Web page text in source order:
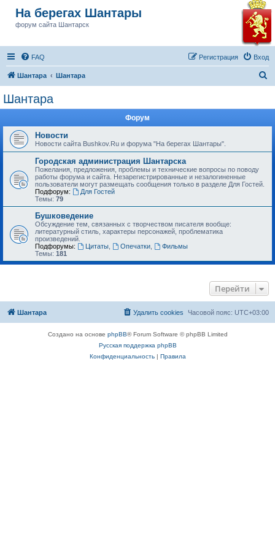
На берегах Шантары
форум сайта Шантарск
FAQ Вход
Регистрация
Шантара Шантара
Шантара
Форум
Новости
Новости сайта Bushkov.Ru и форума "На берегах Шантары".
Городская администрация Шантарска
Пожелания, предложения, проблемы и технические вопросы по поводу
работы форума и сайта. Незарегистрированные и незалогиненные
пользователи могут размещать сообщения только в разделе Для Гостей.
Подфорум:
Для Гостей
Темы: 79
Бушковедение
Обсуждение тем, связанных с творчеством писателя вообще:
литературный стиль, характеры персонажей, проблематика
произведений.
Подфорумы:
Цитаты, Опечатки,
Фильмы
Темы: 181
Перейти
Шантара Часовой пояс: UTC+03:00
Удалить cookies
Создано на основе phpBB® Forum Software © phpBB Limited
Русская поддержка phpBB
Конфиденциальность| Правила